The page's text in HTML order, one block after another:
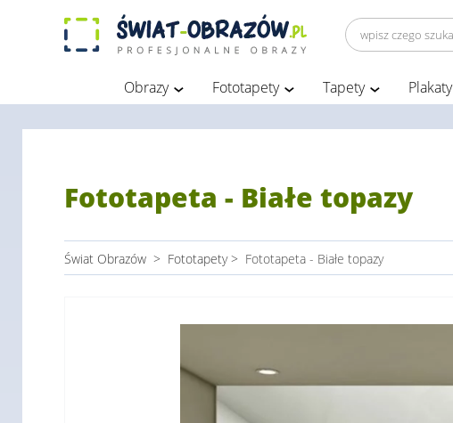
Obrazy Fototapety Tapety Plakaty
Fototapeta - Białe topazy
Świat Obrazów > Fototapety > Fototapeta - Białe topazy